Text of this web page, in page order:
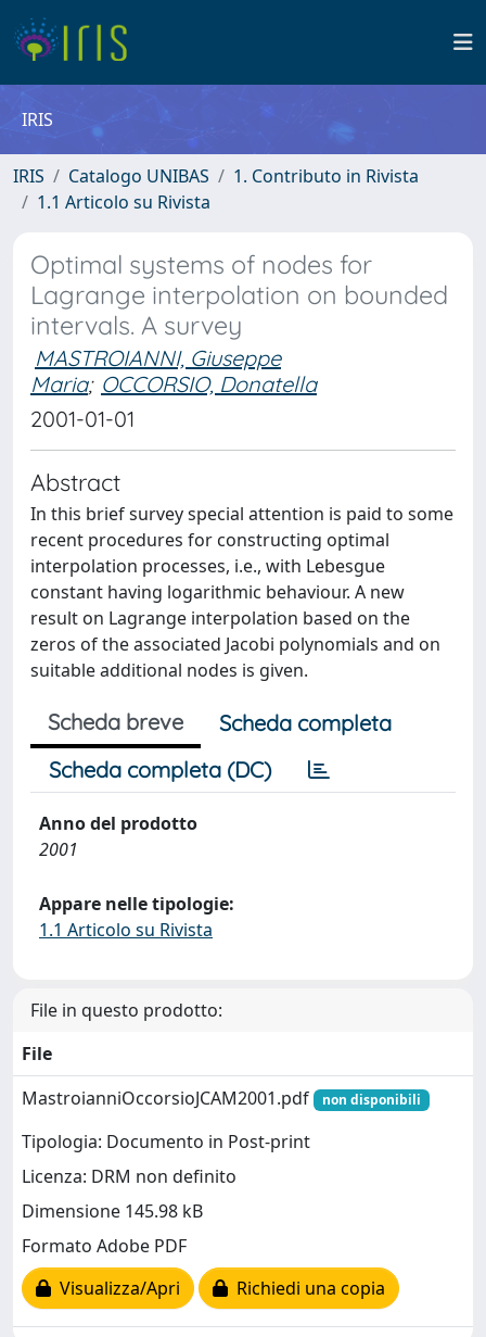
IRIS
IRIS Catalogo UNIBAS
1. Contributo in Rivista
1.1 Articolo su Rivista
Optimal systems of nodes for
Lagrange interpolation on bounded
intervals. A survey
MASTROIANNI, Giuseppe
Maria; OCCORSIO, Donatella
2001-01-01
Abstract
In this brief survey special attention is paid to some
recent procedures for constructing optimal
interpolation processes, i.e., with Lebesgue
constant having logarithmic behaviour. A new
result on Lagrange interpolation based on the
zeros of the associated Jacobi polynomials and on
suitable additional nodes is given.
Scheda breve
Scheda completa
Scheda completa (DC)
Anno del prodotto
2001
Appare nelle tipologie:
1.1 Articolo su Rivista
File in questo prodotto:
File
MastroianniOccorsioJCAM2001.pdf
non disponibili
Tipologia: Documento in Post-print
Licenza: DRM non definito
Dimensione 145.98 kB
Formato Adobe PDF
Visualizza/Apri
Richiedi una copia